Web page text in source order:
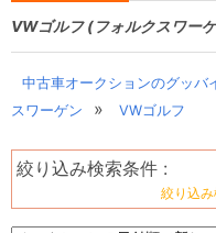
VWゴルフ (フォルクスワー
中古車オークションのグッバ
スワーゲン
» VWゴルフ
絞り込み検索条件 :
絞り込